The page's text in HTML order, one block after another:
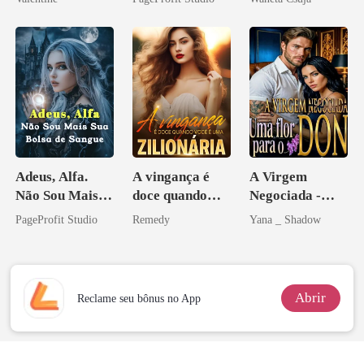
esposa
Adeus, Alfa.
Não Sou Mais
Sua Bolsa de
PageProfit Studio
A vingança é
doce quando
você é uma
Remedy
A Virgem
Negociada -
Uma flor para o
Yana _ Shadow
Reclame seu bônus no App Abrir